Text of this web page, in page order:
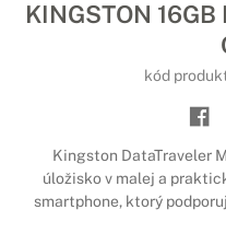
KINGSTON
kód
Kingston DataTraveler
úložisko v malej a
smartphone, ktorý